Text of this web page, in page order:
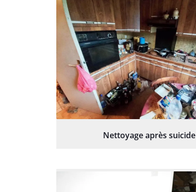
Nettoyage après suicide